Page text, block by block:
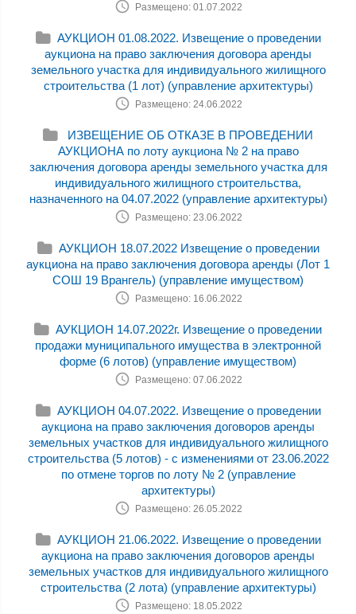
Размещено: 01.07.2022
АУКЦИОН 01.08.2022. Извещение о проведении
аукциона на право заключения договора аренды
земельного участка для индивидуального жилищного
строительства (1 лот) (управление архитектуры)
Размещено: 24.06.2022
ИЗВЕЩЕНИЕ ОБ ОТКАЗЕ В ПРОВЕДЕНИИ
АУКЦИОНА по лоту аукциона № 2 на право
заключения договора аренды земельного участка для
индивидуального жилищного строительства,
назначенного на 04.07.2022 (управление архитектуры)
Размещено: 23.06.2022
АУКЦИОН 18.07.2022 Извещение о проведении
аукциона на право заключения договора аренды (Лот 1
СОШ 19 Врангель) (управление имуществом)
Размещено: 16.06.2022
АУКЦИОН 14.07.2022г. Извещение о проведении
продажи муниципального имущества в электронной
форме (6 лотов) (управление имуществом)
Размещено: 07.06.2022
АУКЦИОН 04.07.2022. Извещение о проведении
аукциона на право заключения договоров аренды
земельных участков для индивидуального жилищного
строительства (5 лотов) - с изменениями от 23.06.2022
по отмене торгов по лоту № 2 (управление
архитектуры)
Размещено: 26.05.2022
АУКЦИОН 21.06.2022. Извещение о проведении
аукциона на право заключения договоров аренды
земельных участков для индивидуального жилищного
строительства (2 лота) (управление архитектуры)
Размещено: 18.05.2022